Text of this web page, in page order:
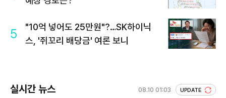
5
"10억 넣어도 25만원"?…SK하이닉
스, '쥐꼬리 배당금' 여론 보니
실시간 뉴스 08.10 01:03 UPDATE